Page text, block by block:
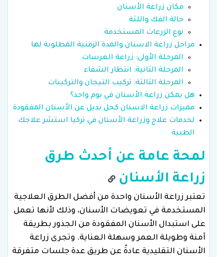
مكان زراعة الأسنان
حالة الفك واللثة
نوع الزرعات المستخدمة
مراحل زراعة الاسنان والمدة الزمنية المطلوبة لها
المرحلة الأولى: زراعة الغرسات
المرحلة الثانية: انتظار الشفاء
المرحلة الثالثة: تركيب التيجان والتركيبات
هل يمكن زراعة الأسنان في يوم واحد؟
مميزات زراعة الاسنان كحل بديل عن الأسنان المفقودة
لخدمات علاج وزراعة الأسنان في تركيا استشر علاجك
الطبية
لمحة عامة عن أحدث طرق
زراعة الأسنان
تعتبر زراعة الأسنان واحدة من أفضل الطرق العلاجية
المستخدمة في تعويضات الأسنان، وذلك لأنها تعمل
على استبدال الأسنان المفقودة من الجذور بطريقة
آمنة وطويلة العمر وسهلة العناية. وتجرى زراعة
الأسنان التقليدية عادةً عن طريق عدة جلسات متفرقة